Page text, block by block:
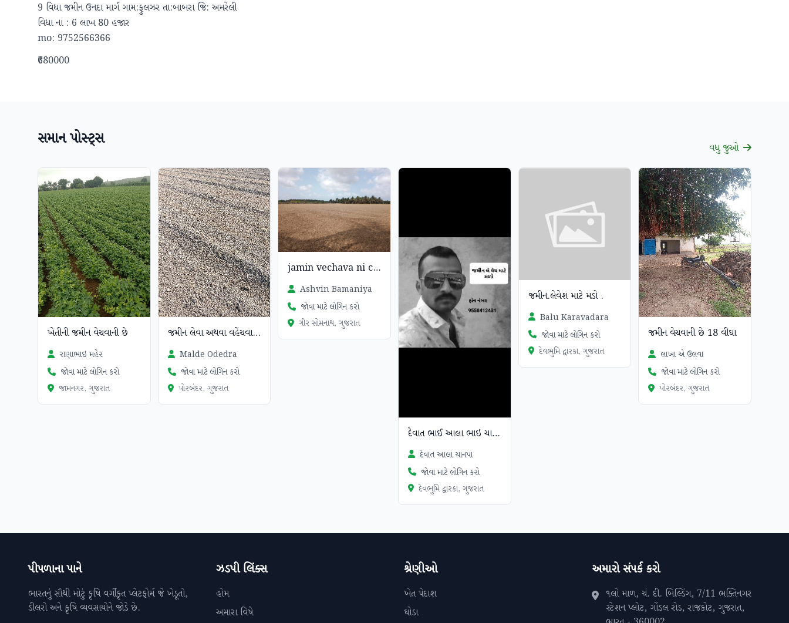
9 વિધા જમીન ઉનદા માર્ગ ગામ:ફુલઝર તા:બાબરા જિ: અમરેલી
વિધા ના : 6 લાખ 80 હજાર
mo: 9752566366
₹680000
સમાન પોસ્ટ્સ વધુ જુઓ
ખેતીની જમીન વેચવાની છે
રાણાભાઇ મહેર
જોવા માટે લોગિન કરો
જામનગર, ગુજરાત
જમીન‌‌ લેવા અથવા વહેંચવા માટે.
Malde Odedra
જોવા માટે લોગિન કરો
પોરબંદર, ગુજરાત
jamin vechava ni che
Ashvin Bamaniya
જોવા માટે લોગિન કરો
ગીર સોમનાથ, ગુજરાત
દેવાત ભાઈ આલા ભાઇ ચાનપા
દેવાત આલા ચાનપા
જોવા માટે લોગિન કરો
દેવભુમિ દ્વારકા, ગુજરાત
જમીન.લેવેશ માટે મડો .
Balu Karavadara
જોવા માટે લોગિન કરો
દેવભુમિ દ્વારકા, ગુજરાત
જમીન વેચવાની છે 18 વીઘા
લાખા એ ઉલવા
જોવા માટે લોગિન કરો
પોરબંદર, ગુજરાત
પીપળાના પાને
ભારતનું સૌથી મોટું કૃષિ વર્ગીકૃત પ્લેટફોર્મ જે ખેડૂતો,
ડીલરો અને કૃષિ વ્યવસાયોને જોડે છે.
ઝડપી લિંક્સ
હોમ
અમારા વિષે
શ્રેણીઓ
ખેત પેદાશ
ઘોડા
અમારો સંપર્ક કરો
૧લો માળ, ચં. દી. બિલ્ડિંગ, 7/11 ભક્તિનગર
સ્ટેશન પ્લોટ, ગોંડલ રોડ, રાજકોટ, ગુજરાત,